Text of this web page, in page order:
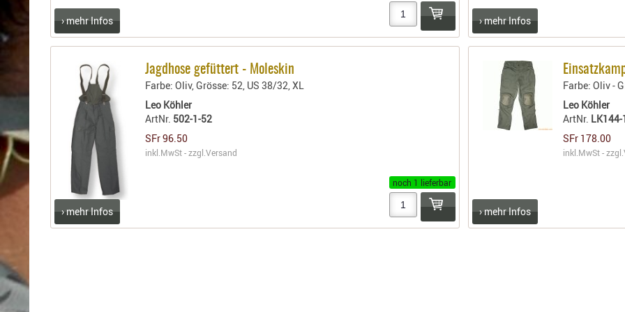
Holster
Sonstige
Magazinholster
Magazinholster
Holster-
Zubehör
› mehr Infos › mehr Infos
Jagdhose gefüttert - Moleskin
Farbe: Oliv, Grösse: 52, US 38/32, XL
Leo Köhler
ArtNr. 502-1-52
SFr 96.50
inkl.MwSt - zzgl.Versand
noch 1 lieferbar
› mehr Infos
Farbe: Oliv -
Leo Köhler
ArtNr. LK144-
SFr 178.00
inkl.MwSt - zzgl.
› mehr Infos